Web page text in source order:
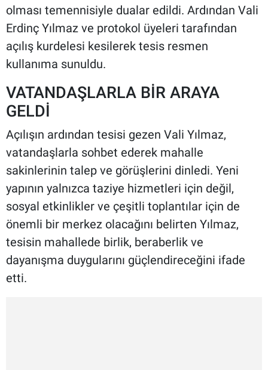
olması temennisiyle dualar edildi. Ardından Vali
Erdinç Yılmaz ve protokol üyeleri tarafından
açılış kurdelesi kesilerek tesis resmen
kullanıma sunuldu.
VATANDAŞLARLA BİR ARAYA
GELDİ
Açılışın ardından tesisi gezen Vali Yılmaz,
vatandaşlarla sohbet ederek mahalle
sakinlerinin talep ve görüşlerini dinledi. Yeni
yapının yalnızca taziye hizmetleri için değil,
sosyal etkinlikler ve çeşitli toplantılar için de
önemli bir merkez olacağını belirten Yılmaz,
tesisin mahallede birlik, beraberlik ve
dayanışma duygularını güçlendireceğini ifade
etti.